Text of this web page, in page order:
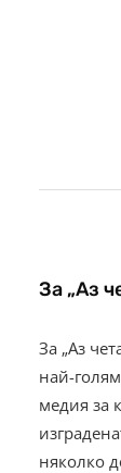
За „Аз
За „Аз
най-
медия за
няколко